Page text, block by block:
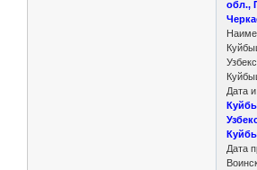
обл.,
Дата
Дата